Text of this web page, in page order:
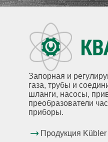
Запорная и
газа, трубы и
шланги, насосы,
преобразователи
приборы.
Продукция Kübler